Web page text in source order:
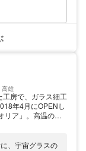
七宝とは、細い線
用い、それを境界
）を焼きつける技
ジナル七宝を作っ
おります！
高雄
房で、ガラス細工
年4月にOPENし
リア」。高温の炎
光名所の鈴虫寺か
、宇宙グラスの